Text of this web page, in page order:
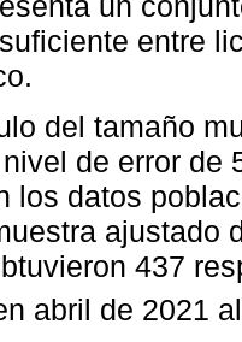
entre
del tamaño
de error de
los datos
ajustado
437
abril de 2021